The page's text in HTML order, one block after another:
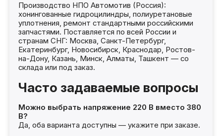
Производство НПО Автомотив (Россия):
хонингованные гидроцилиндры, полиуретановые
уплотнения, ремонт стандартными российскими
запчастями. Поставляется по всей России и
странам СНГ: Москва, Санкт-Петербург,
Екатеринбург, Новосибирск, Краснодар, Ростов-
на-Дону, Казань, Минск, Алматы, Ташкент — со
склада или под заказ.
Часто задаваемые вопросы
Можно выбрать напряжение 220 В вместо 380
В?
Да, оба варианта доступны — укажите при заказе.